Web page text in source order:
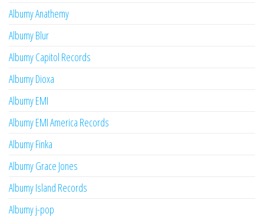
Albumy Anathemy
Albumy Blur
Albumy Capitol Records
Albumy Dioxa
Albumy EMI
Albumy EMI America Records
Albumy Finka
Albumy Grace Jones
Albumy Island Records
Albumy j-pop